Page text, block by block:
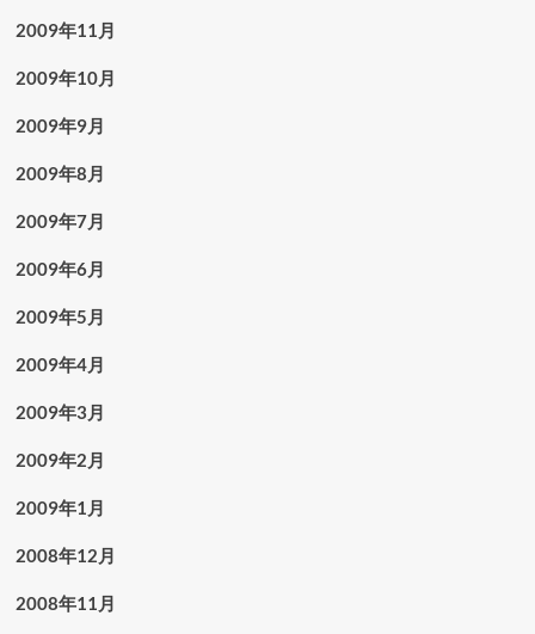
2009年11月
2009年10月
2009年9月
2009年8月
2009年7月
2009年6月
2009年5月
2009年4月
2009年3月
2009年2月
2009年1月
2008年12月
2008年11月